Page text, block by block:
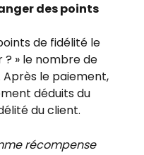
des points
de fidélité le
» le nombre de
le paiement,
déduits du
du client.
récompense